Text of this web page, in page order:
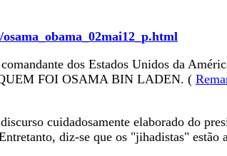
dos Estados Unidos da
FOI OSAMA BIN LADEN. (
cuidadosamente elaborado do
diz-se que os "jihadistas" estão